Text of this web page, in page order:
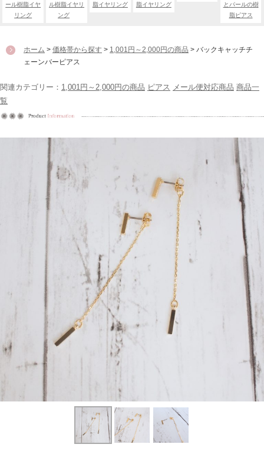
ール樹脂イヤ
リング
ル樹脂イヤリ
ング
脂イヤリング
脂イヤリング
とパールの樹
脂ピアス
ホーム > 価格帯から探す > 1,001円～2,000円の商品 > バックキャッチチ
ェーンバーピアス
関連カテゴリー： 1,001円～2,000円の商品 ピアス メール便対応商品 商品一
覧